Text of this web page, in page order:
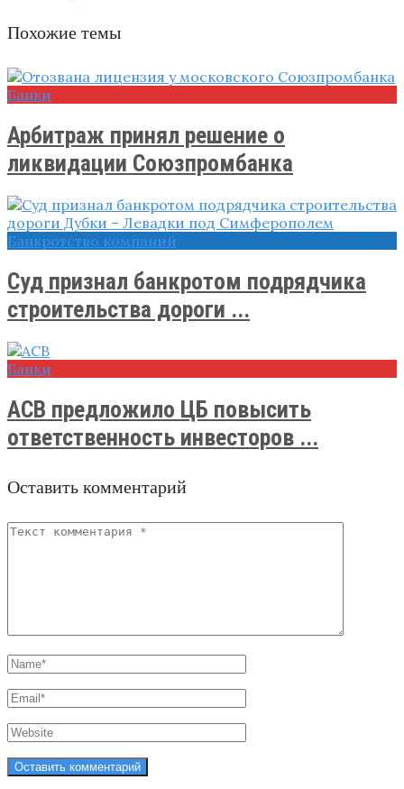
Похожие темы
Банки
Арбитраж принял решение о
ликвидации Союзпромбанка
Банкротство компаний
Суд признал банкротом подрядчика
строительства дороги ...
Банки
АСВ предложило ЦБ повысить
ответственность инвесторов ...
Оставить комментарий